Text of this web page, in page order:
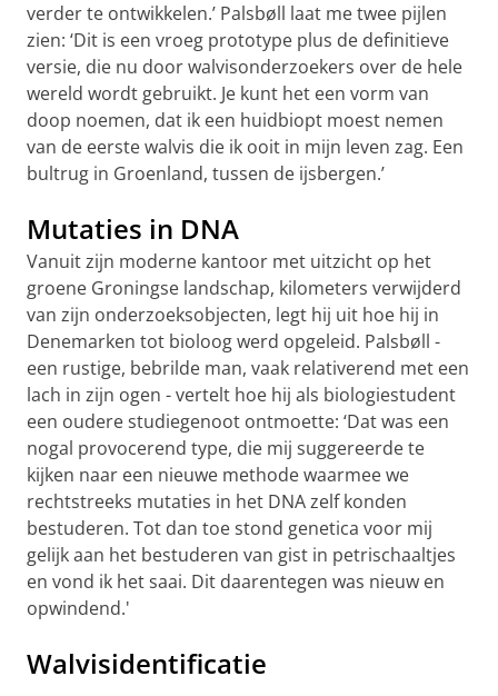
verder te ontwikkelen.’ Palsbøll laat me twee pijlen
zien: ‘Dit is een vroeg prototype plus de definitieve
versie, die nu door walvisonderzoekers over de hele
wereld wordt gebruikt. Je kunt het een vorm van
doop noemen, dat ik een huidbiopt moest nemen
van de eerste walvis die ik ooit in mijn leven zag. Een
bultrug in Groenland, tussen de ijsbergen.’
Mutaties in DNA
Vanuit zijn moderne kantoor met uitzicht op het
groene Groningse landschap, kilometers verwijderd
van zijn onderzoeksobjecten, legt hij uit hoe hij in
Denemarken tot bioloog werd opgeleid. Palsbøll -
een rustige, bebrilde man, vaak relativerend met een
lach in zijn ogen - vertelt hoe hij als biologiestudent
een oudere studiegenoot ontmoette: ‘Dat was een
nogal provocerend type, die mij suggereerde te
kijken naar een nieuwe methode waarmee we
rechtstreeks mutaties in het DNA zelf konden
bestuderen. Tot dan toe stond genetica voor mij
gelijk aan het bestuderen van gist in petrischaaltjes
en vond ik het saai. Dit daarentegen was nieuw en
opwindend.'
Walvisidentificatie